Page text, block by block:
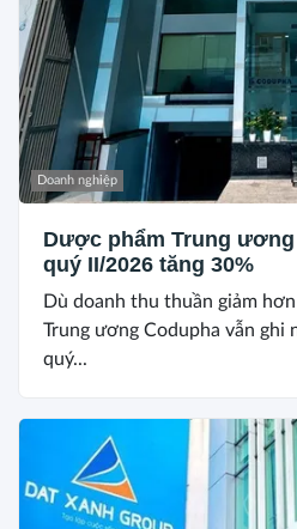
Doanh nghiệp
Dược phẩm Trung
quý II/2026 tăng 30%
Dù doanh thu thuần giảm
Trung ương Codupha vẫn ghi
quý...